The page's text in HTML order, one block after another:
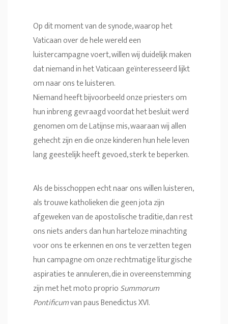
Op dit moment van de synode, waarop het
Vaticaan over de hele wereld een
luistercampagne voert, willen wij duidelijk maken
dat niemand in het Vaticaan geïnteresseerd lijkt
om naar ons te luisteren.
Niemand heeft bijvoorbeeld onze priesters om
hun inbreng gevraagd voordat het besluit werd
genomen om de Latijnse mis, waaraan wij allen
gehecht zijn en die onze kinderen hun hele leven
lang geestelijk heeft gevoed, sterk te beperken.
Als de bisschoppen echt naar ons willen luisteren,
als trouwe katholieken die geen jota zijn
afgeweken van de apostolische traditie, dan rest
ons niets anders dan hun harteloze minachting
voor ons te erkennen en ons te verzetten tegen
hun campagne om onze rechtmatige liturgische
aspiraties te annuleren, die in overeenstemming
zijn met het moto proprioSummorum
Pontificumvan paus Benedictus XVI.